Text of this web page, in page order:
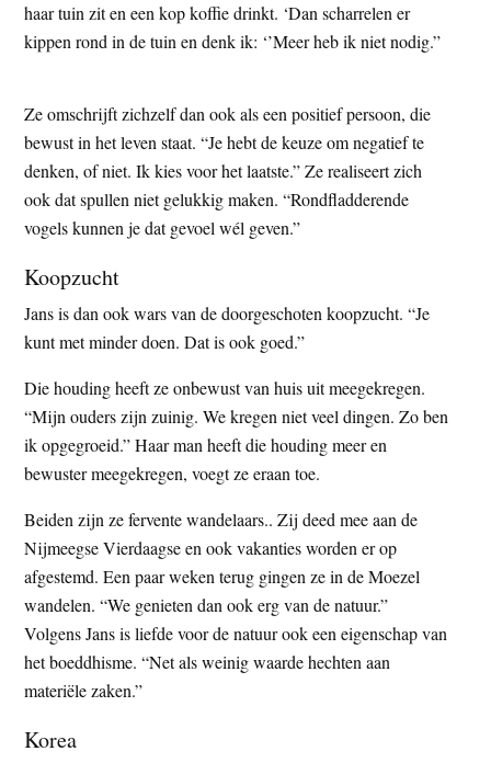
haar tuin zit en een kop koffie drinkt. ‘Dan scharrelen er
kippen rond in de tuin en denk ik: ‘’Meer heb ik niet nodig.”
Ze omschrijft zichzelf dan ook als een positief persoon, die
bewust in het leven staat. “Je hebt de keuze om negatief te
denken, of niet. Ik kies voor het laatste.” Ze realiseert zich
ook dat spullen niet gelukkig maken. “Rondfladderende
vogels kunnen je dat gevoel wél geven.”
Koopzucht
Jans is dan ook wars van de doorgeschoten koopzucht. “Je
kunt met minder doen. Dat is ook goed.”
Die houding heeft ze onbewust van huis uit meegekregen.
“Mijn ouders zijn zuinig. We kregen niet veel dingen. Zo ben
ik opgegroeid.” Haar man heeft die houding meer en
bewuster meegekregen, voegt ze eraan toe.
Beiden zijn ze fervente wandelaars.. Zij deed mee aan de
Nijmeegse Vierdaagse en ook vakanties worden er op
afgestemd. Een paar weken terug gingen ze in de Moezel
wandelen. “We genieten dan ook erg van de natuur.”
Volgens Jans is liefde voor de natuur ook een eigenschap van
het boeddhisme. “Net als weinig waarde hechten aan
materiële zaken.”
Korea